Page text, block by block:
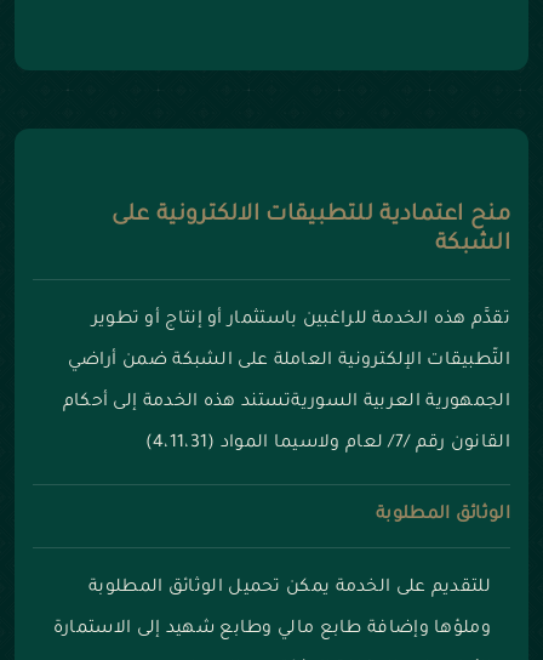
منح اعتمادية للتطبيقات الالكترونية على
الشبكة
تقدَّم هذه الخدمة للراغبين باستثمار أو إنتاج أو تطوير
التّطبيقات الإلكترونية العاملة على الشبكة ضمن أراضي
الجمهورية العربية السوريةتستند هذه الخدمة إلى أحكام
القانون رقم /7/ لعام ولاسيما المواد (4،11،31)
الوثائق المطلوبة
للتقديم على الخدمة يمكن تحميل الوثائق المطلوبة
وملؤها وإضافة طابع مالي وطابع شهيد إلى الاستمارة